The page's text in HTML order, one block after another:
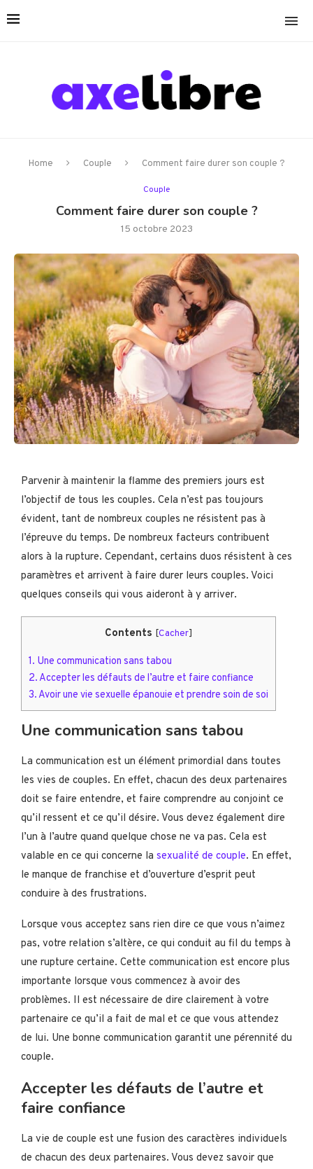
Home Couple Comment faire durer son couple ?
Couple
Comment faire durer son couple ?
15 octobre 2023
Parvenir à maintenir la flamme des premiers jours est
l’objectif de tous les couples. Cela n’est pas toujours
évident, tant de nombreux couples ne résistent pas à
l’épreuve du temps. De nombreux facteurs contribuent
alors à la rupture. Cependant, certains duos résistent à ces
paramètres et arrivent à faire durer leurs couples. Voici
quelques conseils qui vous aideront à y arriver.
Contents [Cacher]
1. Une communication sans tabou
2.Accepter les défauts de l’autre et faire confiance
3.Avoir une vie sexuelle épanouie et prendre soin de soi
Une communication sans tabou
La communication est un élément primordial dans toutes
les vies de couples. En effet, chacun des deux partenaires
doit se faire entendre, et faire comprendre au conjoint ce
qu’il ressent et ce qu’il désire. Vous devez également dire
l’un à l’autre quand quelque chose ne va pas. Cela est
valable en ce qui concerne la sexualité de couple. En effet,
le manque de franchise et d’ouverture d’esprit peut
conduire à des frustrations.
Lorsque vous acceptez sans rien dire ce que vous n’aimez
pas, votre relation s’altère, ce qui conduit au fil du temps à
une rupture certaine. Cette communication est encore plus
importante lorsque vous commencez à avoir des
problèmes. Il est nécessaire de dire clairement à votre
partenaire ce qu’il a fait de mal et ce que vous attendez
de lui. Une bonne communication garantit une pérennité du
couple.
Accepter les défauts de l’autre et
faire confiance
La vie de couple est une fusion des caractères individuels
de chacun des deux partenaires. Vous devez savoir que